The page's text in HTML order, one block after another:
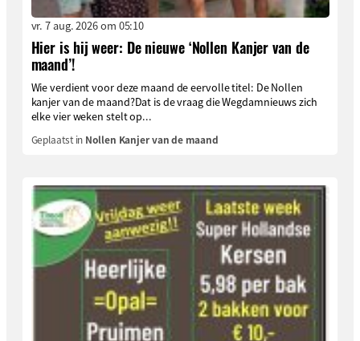
vr. 7 aug. 2026 om 05:10
Hier is hij weer: De nieuwe ‘Nollen Kanjer van de
maand’!
Wie verdient voor deze maand de eervolle titel: De Nollen
kanjer van de maand?Dat is de vraag die Wegdamnieuws zich
elke vier weken stelt op...
Geplaatst in Nollen Kanjer van de maand